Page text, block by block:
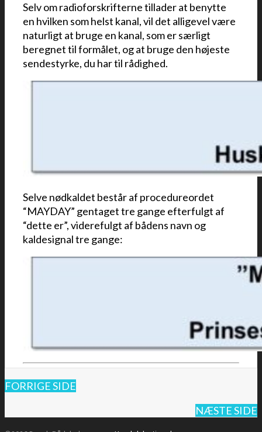
Selv om radioforskrifterne tillader at benytte
en hvilken som helst kanal, vil det alligevel være
naturligt at bruge en kanal, som er særligt
beregnet til formålet, og at bruge den højeste
sendestyrke, du har til rådighed.
Selve nødkaldet består af procedureordet
“MAYDAY” gentaget tre gange efterfulgt af
“dette er”, viderefulgt af bådens navn og
kaldesignal tre gange:
FORRIGE SIDE
NÆSTE SIDE